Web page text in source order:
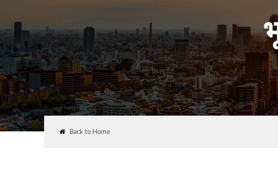
Back to Home